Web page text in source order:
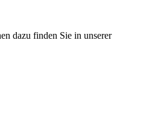
dazu finden Sie in unserer